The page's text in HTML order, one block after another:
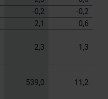
-0,2
-0,2
2,1
0,6
2,3 1,3
539,0 11,2